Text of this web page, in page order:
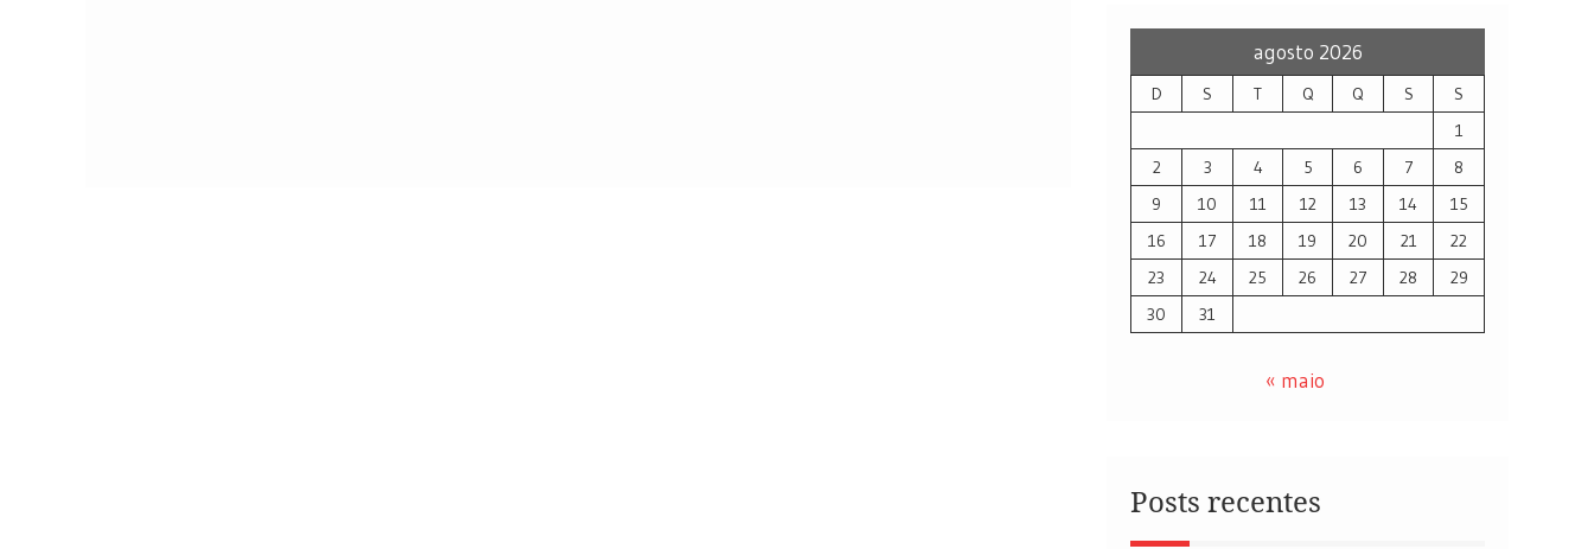
agosto 2026
D S T Q Q S
S
1
2
3 4 5 6 7
8
9
10 11 12 13 14
15
16
17 18 19 20 21
22
23
24 25 26 27 28
29
30
31
« maio
Posts recentes